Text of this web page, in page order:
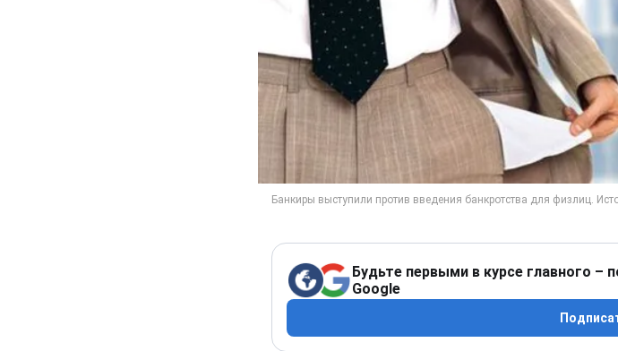
Будьте первыми в курсе главного –
Google